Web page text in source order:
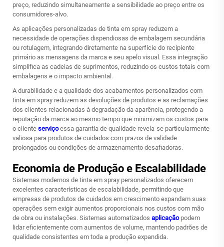
preço, reduzindo simultaneamente a sensibilidade ao preço entre os
consumidores-alvo.
As aplicações personalizadas de tinta em spray reduzem a
necessidade de operações dispendiosas de embalagem secundária
ou rotulagem, integrando diretamente na superfície do recipiente
primário as mensagens da marca e seu apelo visual. Essa integração
simplifica as cadeias de suprimentos, reduzindo os custos totais com
embalagens e o impacto ambiental.
A durabilidade e a qualidade dos acabamentos personalizados com
tinta em spray reduzem as devoluções de produtos e as reclamações
dos clientes relacionadas à degradação da aparência, protegendo a
reputação da marca ao mesmo tempo que minimizam os custos para
o cliente serviçoessa garantia de qualidade revela-se particularmente
valiosa para produtos de cuidados com prazos de validade
prolongados ou condições de armazenamento desafiadoras.
Economia de Produção e Escalabilidade
Sistemas modernos de tinta em spray personalizados oferecem
excelentes características de escalabilidade, permitindo que
empresas de produtos de cuidados em crescimento expandam suas
operações sem exigir aumentos proporcionais nos custos com mão
de obra ou instalações. Sistemas automatizados aplicação podem
lidar eficientemente com aumentos de volume, mantendo padrões de
qualidade consistentes em toda a produção expandida.